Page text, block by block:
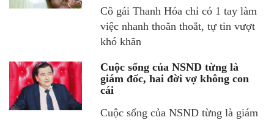
Cô gái Thanh Hóa chỉ có 1 tay làm
việc nhanh thoăn thoắt, tự tin vượt
khó khăn
Cuộc sống của NSND từng là
giám đốc, hai đời vợ không con
cái
Cuộc sống của NSND từng là giám